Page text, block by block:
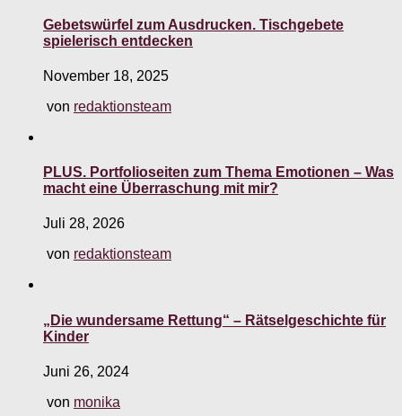
Gebetswürfel zum Ausdrucken. Tischgebete
spielerisch entdecken
November 18, 2025
von redaktionsteam
PLUS. Portfolioseiten zum Thema Emotionen – Was
macht eine Überraschung mit mir?
Juli 28, 2026
von redaktionsteam
„Die wundersame Rettung“ – Rätselgeschichte für
Kinder
Juni 26, 2024
von monika